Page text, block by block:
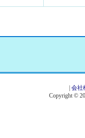
会社
Copyright ©